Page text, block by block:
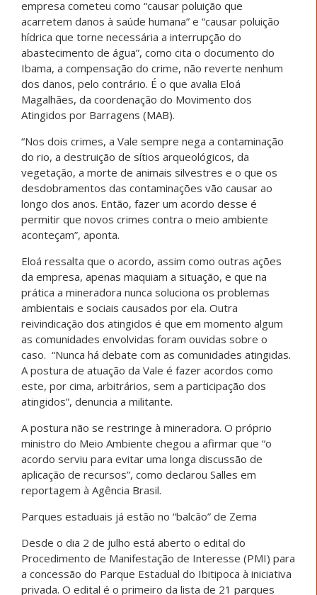
empresa cometeu como “causar poluição que
acarretem danos à saúde humana” e “causar poluição
hídrica que torne necessária a interrupção do
abastecimento de água”, como cita o documento do
Ibama, a compensação do crime, não reverte nenhum
dos danos, pelo contrário. É o que avalia Eloá
Magalhães, da coordenação do Movimento dos
Atingidos por Barragens (MAB).
“Nos dois crimes, a Vale sempre nega a contaminação
do rio, a destruição de sítios arqueológicos, da
vegetação, a morte de animais silvestres e o que os
desdobramentos das contaminações vão causar ao
longo dos anos. Então, fazer um acordo desse é
permitir que novos crimes contra o meio ambiente
aconteçam”, aponta.
Eloá ressalta que o acordo, assim como outras ações
da empresa, apenas maquiam a situação, e que na
prática a mineradora nunca soluciona os problemas
ambientais e sociais causados por ela. Outra
reivindicação dos atingidos é que em momento algum
as comunidades envolvidas foram ouvidas sobre o
caso. “Nunca há debate com as comunidades atingidas.
A postura de atuação da Vale é fazer acordos como
este, por cima, arbitrários, sem a participação dos
atingidos”, denuncia a militante.
A postura não se restringe à mineradora. O próprio
ministro do Meio Ambiente chegou a afirmar que “o
acordo serviu para evitar uma longa discussão de
aplicação de recursos”, como declarou Salles em
reportagem à Agência Brasil.
Parques estaduais já estão no “balcão” de Zema
Desde o dia 2 de julho está aberto o edital do
Procedimento de Manifestação de Interesse (PMI) para
a concessão do Parque Estadual do Ibitipoca à iniciativa
privada. O edital é o primeiro da lista de 21 parques